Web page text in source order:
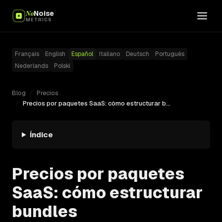
NoNoise
METRICS
Français English Español Italiano Deutsch
Português
Nederlands
Polski
Blog / Precios
/
Precios por paquetes SaaS: cómo estructurar bundles
Índice
Precios por paquetes
SaaS: cómo estructurar
bundles